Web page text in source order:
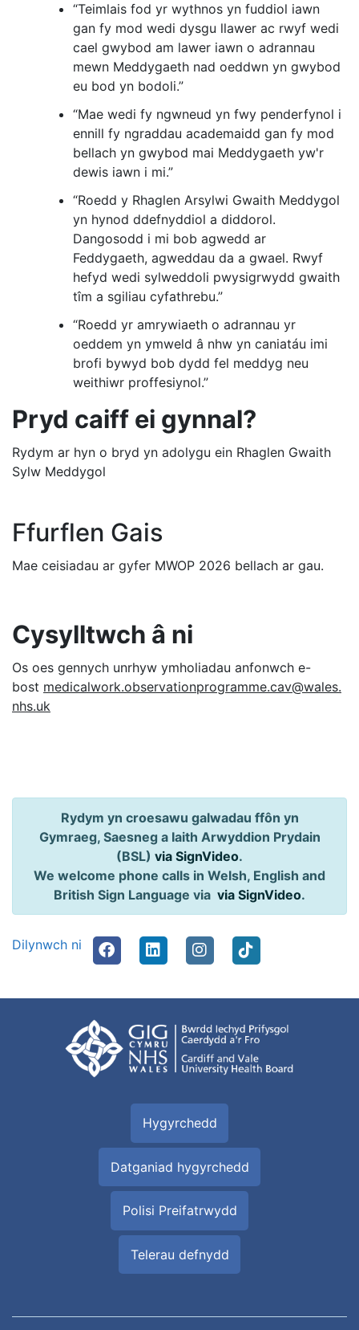
“Teimlais fod yr wythnos yn fuddiol iawn
gan fy mod wedi dysgu llawer ac rwyf wedi
cael gwybod am lawer iawn o adrannau
mewn Meddygaeth nad oeddwn yn gwybod
eu bod yn bodoli.”
“Mae wedi fy ngwneud yn fwy penderfynol i
ennill fy ngraddau academaidd gan fy mod
bellach yn gwybod mai Meddygaeth yw'r
dewis iawn i mi.”
“Roedd y Rhaglen Arsylwi Gwaith Meddygol
yn hynod ddefnyddiol a diddorol.
Dangosodd i mi bob agwedd ar
Feddygaeth, agweddau da a gwael. Rwyf
hefyd wedi sylweddoli pwysigrwydd gwaith
tîm a sgiliau cyfathrebu.”
“Roedd yr amrywiaeth o adrannau yr
oeddem yn ymweld â nhw yn caniatáu imi
brofi bywyd bob dydd fel meddyg neu
weithiwr proffesiynol.”
Pryd caiff ei gynnal?
Rydym ar hyn o bryd yn adolygu ein Rhaglen Gwaith
Sylw Meddygol
Ffurflen Gais
Mae ceisiadau ar gyfer MWOP 2026 bellach ar gau.
Cysylltwch â ni
Os oes gennych unrhyw ymholiadau anfonwch e-
bost medicalwork.observationprogramme.cav@wales.
nhs.uk
Rydym yn croesawu galwadau ffôn yn
Gymraeg, Saesneg a Iaith Arwyddion Prydain
(BSL) via SignVideo.
We welcome phone calls in Welsh, English and
British Sign Language via via SignVideo.
Dilynwch ni
Hygyrchedd
Datganiad hygyrchedd
Polisi Preifatrwydd
Telerau defnydd